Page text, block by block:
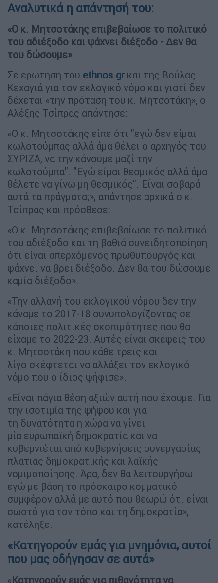
Αναλυτικά η απάντησή του:
«Ο κ. Μητσοτάκης επιβεβαίωσε το πολιτικό
του αδιέξοδο και ψάχνει διέξοδο - Δεν θα
του δώσουμε»
Σε ερώτηση του ethnos.gr και της Βούλας
Κεχαγιά για τον εκλογικό νόμο και γιατί δεν
δέχεται «την πρόταση του κ. Μητσοτάκη», ο
Αλέξης Τσίπρας απάντησε:
«Ο κ. Μητσοτάκης είπε ότι "εγώ δεν είμαι
κωλοτούμπας αλλά άμα θέλει ο αρχηγός του
ΣΥΡΙΖΑ, να την κάνουμε μαζί την
κωλοτούμπα". "Εγώ είμαι θεσμικός αλλά άμα
θέλετε να γίνω μη θεσμικός". Είναι σοβαρά
αυτά τα πράγματα;», απάντησε αρχικά ο κ.
Τσίπρας και πρόσθεσε:
«Ο κ. Μητσοτάκης επιβεβαίωσε το πολιτικό
του αδιέξοδο και τη βαθιά συνειδητοποίηση
ότι είναι απερχόμενος πρωθυπουργός και
ψάχνει να βρει διέξοδο. Δεν θα του δώσουμε
καμία διέξοδο».
«Την αλλαγή του εκλογικού νόμου δεν την
κάναμε το 2017-18 συνυπολογίζοντας σε
κάποιες πολιτικές σκοπιμότητες που θα
είχαμε το 2022-23. Αυτές είναι σκέψεις του
κ. Μητσοτάκη που κάθε τρεις και
λίγο σκέφτεται να αλλάξει τον εκλογικό
νόμο που ο ίδιος ψήφισε».
«Είναι πάγια θέση αξιών αυτή που έχουμε. Για
την ισοτιμία της ψήψου και για
τη δυνατότητα η χώρα να γίνει
μία ευρωπαϊκή δημοκρατία και να
κυβερνιέται από κυβερνήσεις συνεργασίας
πλατιάς δημοκρατικής και λαϊκής
νομιμοποίησης. Άρα, δεν θα λειτουργήσω
εγώ με βάση το πρόσκαιρο κομματικό
συμφέρον αλλά με αυτό που θεωρώ ότι είναι
σωστό για τον τόπο και τη δημοκρατία»,
κατέληξε.
«Κατηγορούν εμάς για μνημόνια, αυτοί
που μας οδήγησαν σε αυτά»
«Κατηγορούν εμάς για πιθανότητα να